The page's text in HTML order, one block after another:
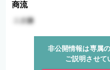
商流
非公開情報は専属
ご説明させて